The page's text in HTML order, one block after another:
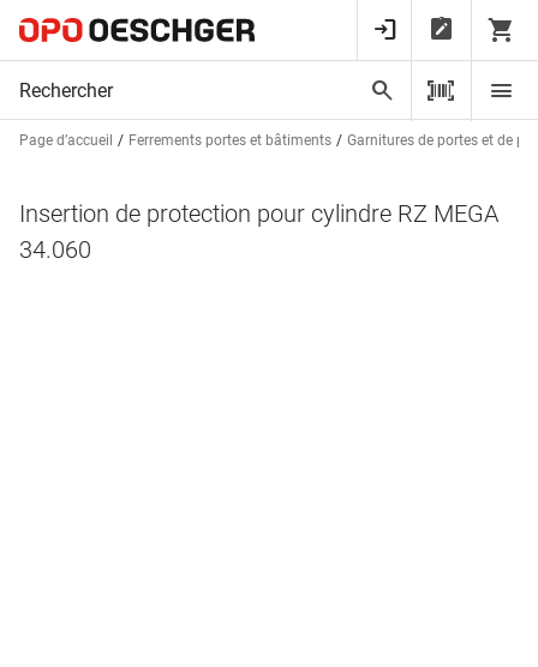
Page d’accueil Ferrements portes et bâtiments Garnitures de portes et de
Insertion de protection pour cylindre RZ MEGA
34.060